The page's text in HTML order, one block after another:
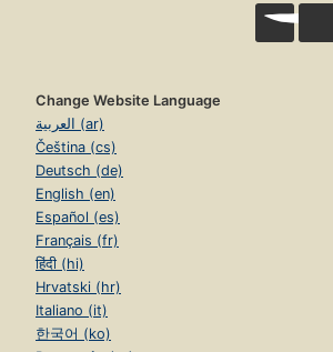
Change Website Language
العربية (ar)
Čeština (cs)
Deutsch (de)
English (en)
Español (es)
Français (fr)
हिंदी (hi)
Hrvatski (hr)
Italiano (it)
한국어 (ko)